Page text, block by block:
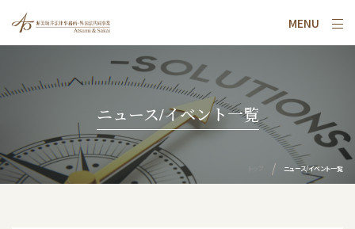
MENU
ニュース/イベント一覧
ニュース/イベント一覧